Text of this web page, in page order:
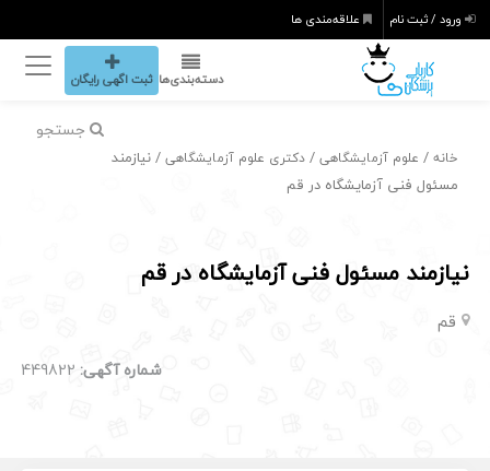
ورود / ثبت نام علاقه‌مندی ها
دسته‌بندی‌ها ثبت اگهی رایگان
جستجو
خانه / علوم آزمایشگاهی /دکتری علوم آزمایشگاهی / نیازمند
مسئول فنی آزمایشگاه‌ در قم
نیازمند مسئول فنی آزمایشگاه‌ در قم
قم
شماره آگهی: 449822